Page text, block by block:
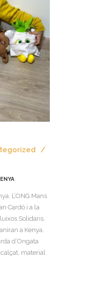
L’ONG Mans
Cardó i a la
Solidaris.
a Kenya.
d’Ongata
material